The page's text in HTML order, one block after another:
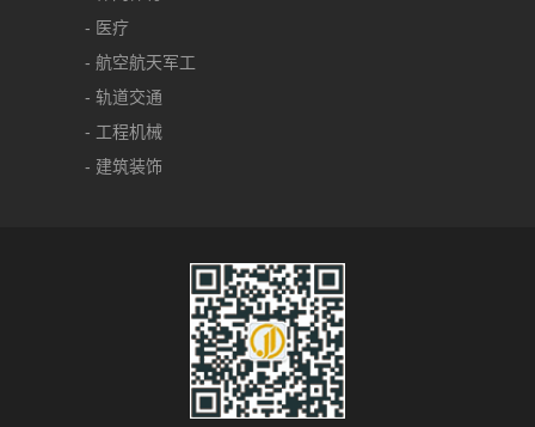
- 医疗
- 航空航天军工
- 轨道交通
- 工程机械
- 建筑装饰